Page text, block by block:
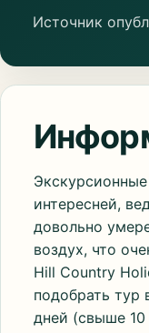
Источник
интересней,
довольно
воздух, что
Hill Country
подобрать тур
дней (свыше 10